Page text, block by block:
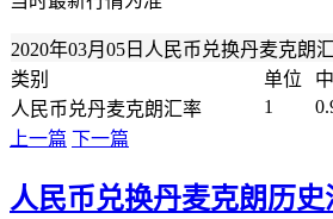
2020年03月05日人民币兑换丹麦克朗
类别
单位
人民币兑丹麦克朗汇率
1
上一篇 下一篇
人民币兑换丹麦克朗历史